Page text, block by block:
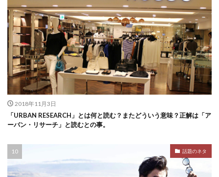
2018年11月3日
「URBAN RESEARCH」とは何と読む？またどういう意味？正解は「ア
ーバン・リサーチ」と読むとの事。
話題のネタ